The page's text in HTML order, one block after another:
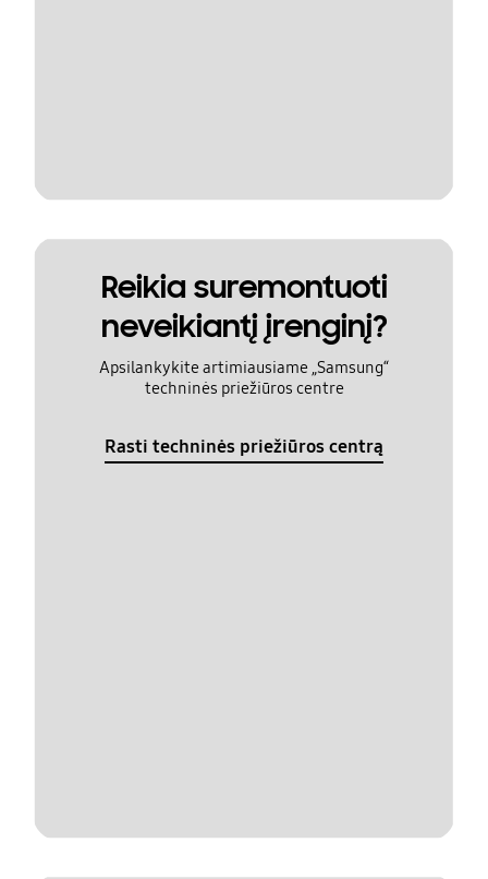
Reikia suremontuoti
neveikiantį įrenginį?
Apsilankykite artimiausiame „Samsung“
techninės priežiūros centre
Rasti techninės priežiūros centrą